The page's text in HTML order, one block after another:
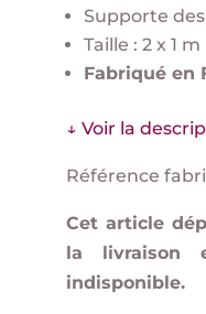
Supporte
Taille : 2 x 1 m
Fabriqué en
↓ Voir la
Référence
Cet article
la livraison
indisponible.